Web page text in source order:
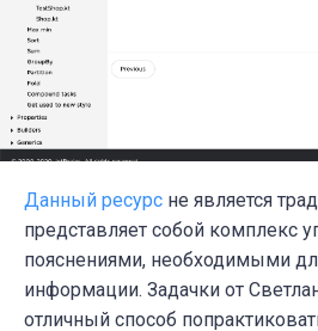
Данный ресурс не является
представляет собой комплекс
пояснениями, необходимыми
информации. Задачки от
отличный способ